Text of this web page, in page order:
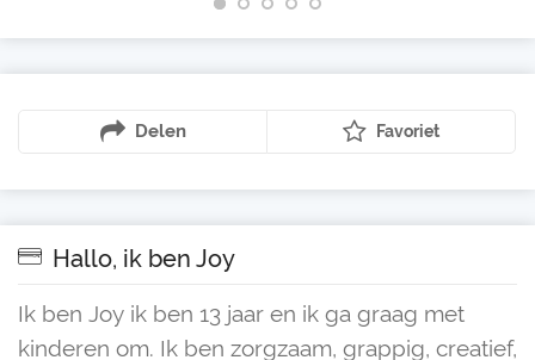
Delen Favoriet
Hallo, ik ben Joy
Ik ben Joy ik ben 13 jaar en ik ga graag met
kinderen om. Ik ben zorgzaam, grappig, creatief,